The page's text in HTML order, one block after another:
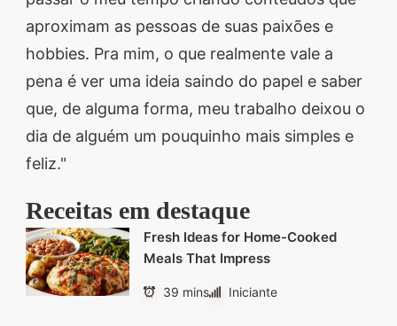
aproximam as pessoas de suas paixões e
hobbies. Pra mim, o que realmente vale a
pena é ver uma ideia saindo do papel e saber
que, de alguma forma, meu trabalho deixou o
dia de alguém um pouquinho mais simples e
feliz."
Receitas em destaque
Fresh Ideas for Home-Cooked
Meals That Impress
39 mins Iniciante